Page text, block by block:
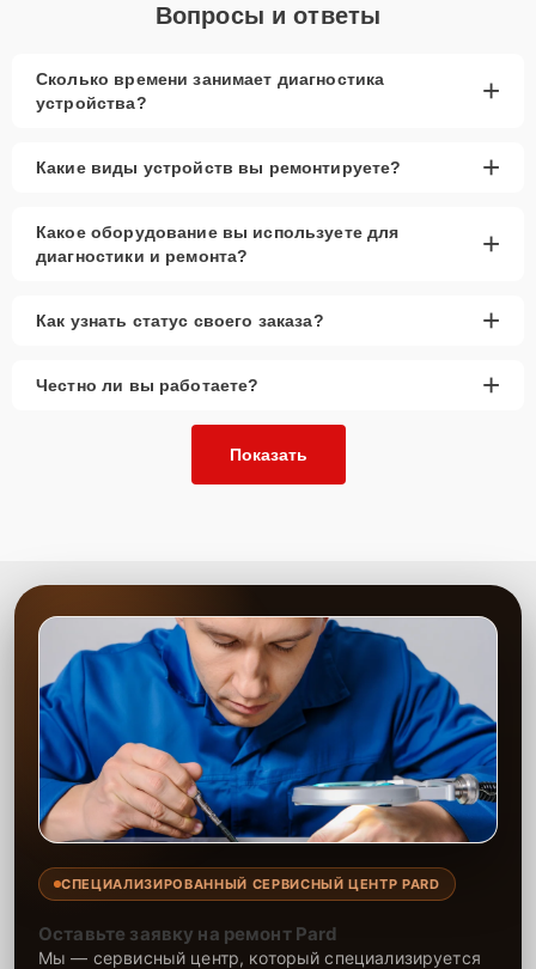
Вопросы и ответы
Сколько времени занимает диагностика
устройства?
+
Какие виды устройств вы ремонтируете? +
Какое оборудование вы используете для
диагностики и ремонта?
+
Как узнать статус своего заказа? +
Честно ли вы работаете? +
Показать
СПЕЦИАЛИЗИРОВАННЫЙ СЕРВИСНЫЙ ЦЕНТР PARD
Оставьте заявку на ремонт Pard
Мы — сервисный центр, который специализируется